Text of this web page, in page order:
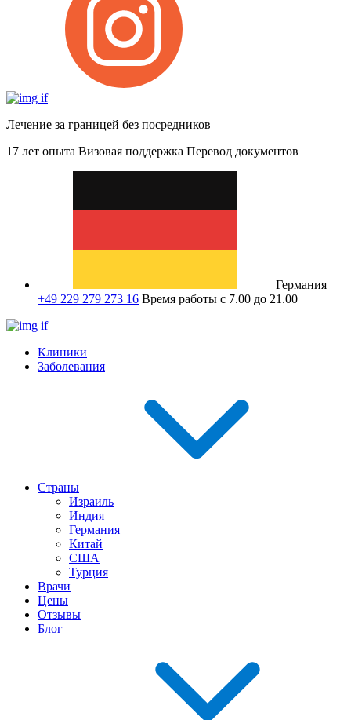
Лечение за границей без посредников
17 лет опыта Визовая поддержка Перевод документов
Германия
+49 229 279 273 16 Время работы с 7.00 до 21.00
Клиники
Заболевания
Страны
Израиль
Индия
Германия
Китай
США
Турция
Врачи
Цены
Отзывы
Блог